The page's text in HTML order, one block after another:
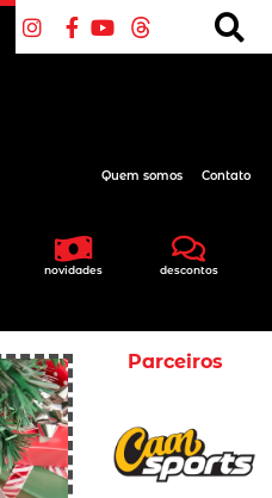
novidades descontos
Quem somos Contato
Parceiros